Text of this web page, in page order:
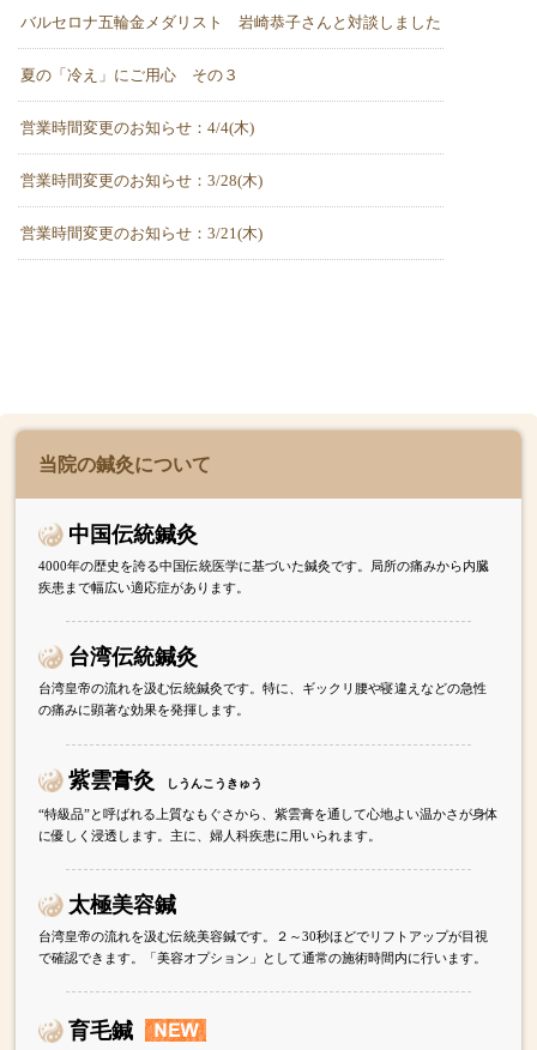
バルセロナ五輪金メダリスト 岩崎恭子さんと対談しました
夏の「冷え」にご用心 その３
営業時間変更のお知らせ：4/4(木)
営業時間変更のお知らせ：3/28(木)
営業時間変更のお知らせ：3/21(木)
当院の鍼灸について
中国伝統鍼灸
4000年の歴史を誇る中国伝統医学に基づいた鍼灸です。局所の痛みから内臓
疾患まで幅広い適応症があります。
台湾伝統鍼灸
台湾皇帝の流れを汲む伝統鍼灸です。特に、ギックリ腰や寝違えなどの急性
の痛みに顕著な効果を発揮します。
紫雲膏灸 しうんこうきゅう
“特級品”と呼ばれる上質なもぐさから、紫雲膏を通して心地よい温かさが身体
に優しく浸透します。主に、婦人科疾患に用いられます。
太極美容鍼
台湾皇帝の流れを汲む伝統美容鍼です。２～30秒ほどでリフトアップが目視
で確認できます。「美容オプション」として通常の施術時間内に行います。
育毛鍼